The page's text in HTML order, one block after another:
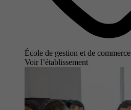
École de gestion et de commerce
Voir l’établissement